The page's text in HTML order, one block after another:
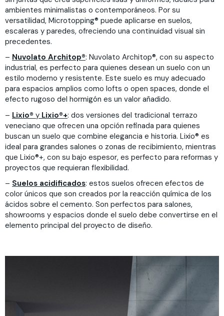
ambientes minimalistas o contemporáneos. Por su
versatilidad, Microtopping® puede aplicarse en suelos,
escaleras y paredes, ofreciendo una continuidad visual sin
precedentes.
– Nuvolato Architop®: Nuvolato Architop®, con su aspecto
industrial, es perfecto para quienes desean un suelo con un
estilo moderno y resistente. Este suelo es muy adecuado
para espacios amplios como lofts o open spaces, donde el
efecto rugoso del hormigón es un valor añadido.
– Lixio® y Lixio®+: dos versiones del tradicional terrazo
veneciano que ofrecen una opción refinada para quienes
buscan un suelo que combine elegancia e historia. Lixio® es
ideal para grandes salones o zonas de recibimiento, mientras
que Lixio®+, con su bajo espesor, es perfecto para reformas y
proyectos que requieran flexibilidad.
– Suelos acidificados: estos suelos ofrecen efectos de
color únicos que son creados por la reacción química de los
ácidos sobre el cemento. Son perfectos para salones,
showrooms y espacios donde el suelo debe convertirse en el
elemento principal del proyecto de diseño.